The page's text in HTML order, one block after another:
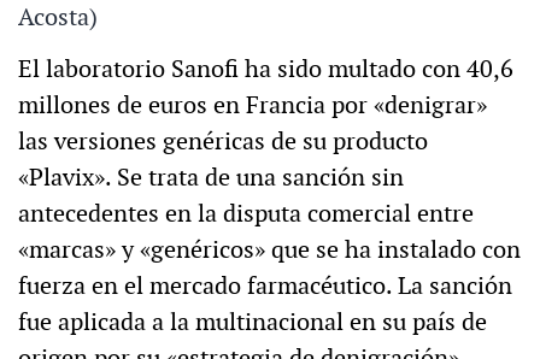
Acosta)
El laboratorio Sanofi ha sido multado con 40,6
millones de euros en Francia por «denigrar»
las versiones genéricas de su producto
«Plavix». Se trata de una sanción sin
antecedentes en la disputa comercial entre
«marcas» y «genéricos» que se ha instalado con
fuerza en el mercado farmacéutico. La sanción
fue aplicada a la multinacional en su país de